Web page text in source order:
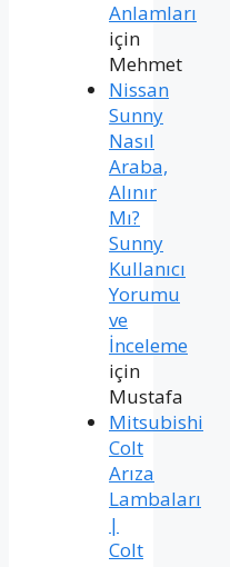
Anlamları
için
Mehmet
Nissan
Sunny
Nasıl
Araba,
Alınır
Mı?
Sunny
Kullanıcı
Yorumu
ve
İnceleme
için
Mustafa
Mitsubishi
Colt
Arıza
Lambaları
|
Colt